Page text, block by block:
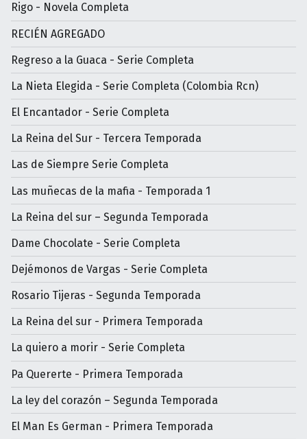
Rigo - Novela Completa
RECIÉN AGREGADO
Regreso a la Guaca - Serie Completa
La Nieta Elegida - Serie Completa (Colombia Rcn)
El Encantador - Serie Completa
La Reina del Sur - Tercera Temporada
Las de Siempre Serie Completa
Las muñecas de la mafia - Temporada 1
La Reina del sur – Segunda Temporada
Dame Chocolate - Serie Completa
Dejémonos de Vargas - Serie Completa
Rosario Tijeras - Segunda Temporada
La Reina del sur - Primera Temporada
La quiero a morir - Serie Completa
Pa Quererte - Primera Temporada
La ley del corazón – Segunda Temporada
El Man Es German - Primera Temporada